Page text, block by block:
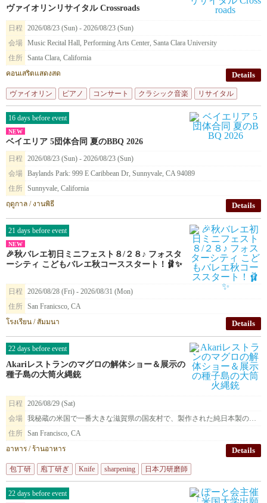
ヴァイオリンリサイタル Crossroads
日程
2026/08/23 (Sun) - 2026/08/23 (Sun)
会場 Music Recital Hall, Performing Arts Center, Santa Clara University
住所 Santa Clara, California
คอนเสริตแสดงสด
Details
ヴァイオリン ピアノ コンサート クラシック音楽 リサイタル
16 days before event
NEW
ベイエリア 5団体合同 夏のBBQ 2026
日程
2026/08/23 (Sun) - 2026/08/23 (Sun)
会場 Baylands Park: 999 E Caribbean Dr, Sunnyvale, CA 94089
住所 Sunnyvale, California
ฤดูกาล / งานพิธี
Details
21 days before event
NEW
🎉秋バレエ初日ミニフェスト８/２８♪ フォスタ
ーシティ こどもバレエ秋コーススタート！🩰✨
日程
2026/08/28 (Fri) - 2026/08/31 (Mon)
住所 San Franicsco, CA
โรงเรียน / สัมมนา
Details
22 days before event
Akariレストランのマグロの解体ショー＆展示の
種子島の大筒火縄銃
日程
2026/08/29 (Sat)
会場
我秘蔵の米国で一番大きな滋賀県の国友村で、製作された純日本製の種子島火縄銃を展示致します。
住所 San Francisco, CA
อาหาร / ร้านอาหาร
Details
包丁研 庖丁研ぎ Knife sharpening 日本刀研磨師
22 days before event